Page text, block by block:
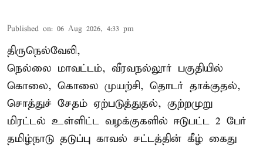
Published on: 06 Aug 2026, 4:33 pm
திருநெல்வேலி,
நெல்லை மாவட்டம், வீரவநல்லூர் பகுதியில்
கொலை, கொலை முயற்சி, தொடர் தாக்குதல்,
சொத்துச் சேதம் ஏற்படுத்துதல், குற்றமுறு
மிரட்டல் உள்ளிட்ட வழக்குகளில் ஈடுபட்ட 2 பேர்
தமிழ்நாடு தடுப்பு காவல் சட்டத்தின் கீழ் கைது